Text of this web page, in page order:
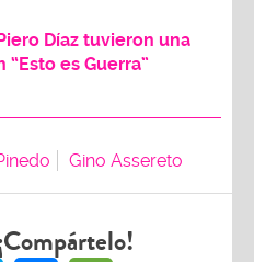
Díaz tuvieron una
es Guerra”
Gino Assereto